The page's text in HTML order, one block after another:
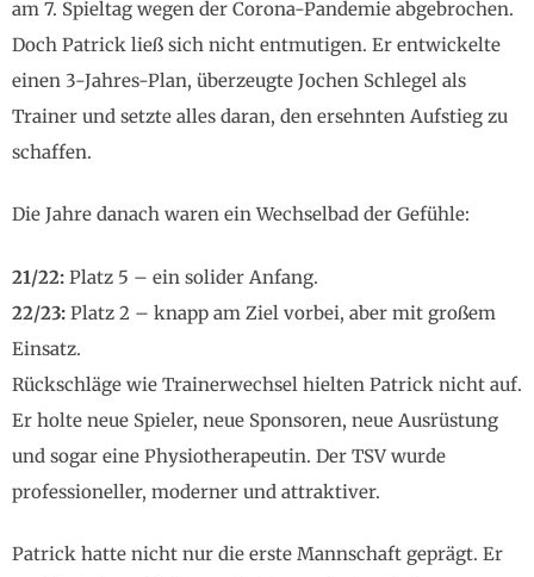
am 7. Spieltag wegen der Corona-Pandemie abgebrochen.
Doch Patrick ließ sich nicht entmutigen. Er entwickelte
einen 3-Jahres-Plan, überzeugte Jochen Schlegel als
Trainer und setzte alles daran, den ersehnten Aufstieg zu
schaffen.
Die Jahre danach waren ein Wechselbad der Gefühle:
21/22: Platz 5 – ein solider Anfang.
22/23: Platz 2 – knapp am Ziel vorbei, aber mit großem
Einsatz.
Rückschläge wie Trainerwechsel hielten Patrick nicht auf.
Er holte neue Spieler, neue Sponsoren, neue Ausrüstung
und sogar eine Physiotherapeutin. Der TSV wurde
professioneller, moderner und attraktiver.
Patrick hatte nicht nur die erste Mannschaft geprägt. Er